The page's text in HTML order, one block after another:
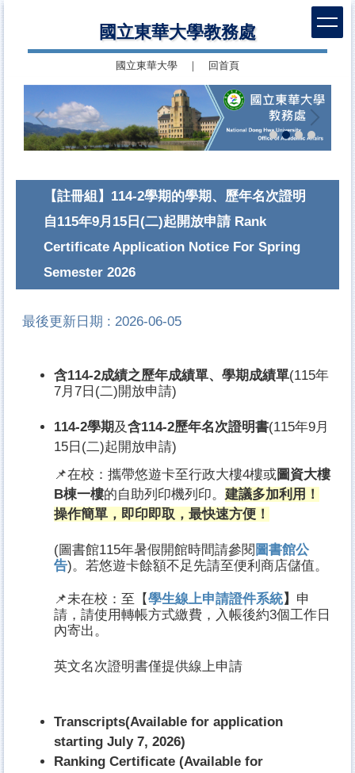
國立東華大學教務處
國立東華大學 回首頁
【註冊組】114-2學期的學期、歷年名次證明
自115年9月15日(二)起開放申請 Rank
Certificate Application Notice For Spring
Semester 2026
最後更新日期 :2026-06-05
含114-2成績之歷年成績單、學期成績單(115年
7月7日(二)開放申請)
114-2學期及含114-2歷年名次證明書(115年9月
15日(二)起開放申請)
📌在校：攜帶悠遊卡至行政大樓4樓或圖資大樓
B棟一樓的自助列印機列印。建議多加利用！
操作簡單，即印即取，最快速方便！
(圖書館115年暑假開館時間請參閱 圖書館公
告)。若悠遊卡餘額不足先請至便利商店儲值。
📌未在校：至【學生線上申請證件系統】 申
請，請使用轉帳方式繳費，入帳後約3個工作日
內寄出。
英文名次證明書僅提供線上申請
Transcripts(Available for application
starting July 7, 2026)
Ranking Certificate (Available for